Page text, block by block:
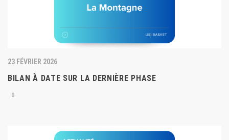
23 FÉVRIER 2026
BILAN À DATE SUR LA DERNIÈRE PHASE
0